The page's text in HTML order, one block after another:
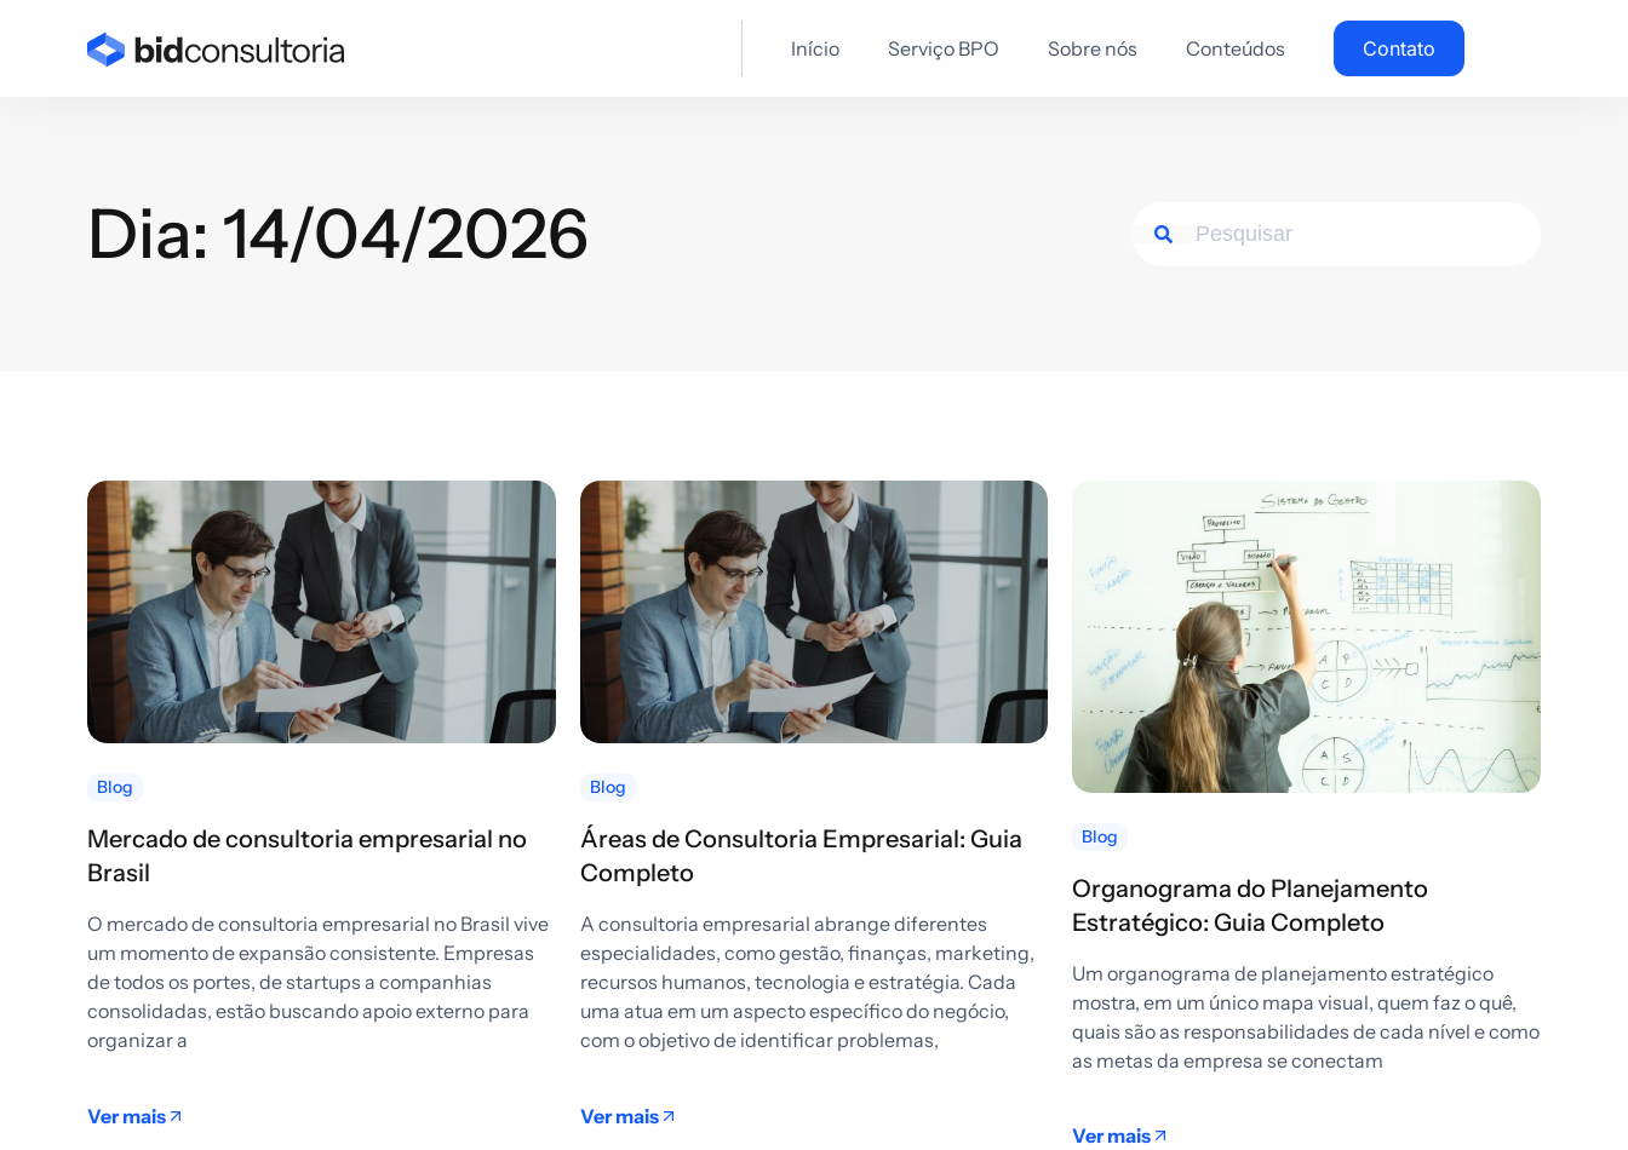
Início Serviço BPO Sobre nós Conteúdos Contato
Dia: 14/04/2026
Blog
Mercado de consultoria empresarial no
Brasil
O mercado de consultoria empresarial no Brasil vive
um momento de expansão consistente. Empresas
de todos os portes, de startups a companhias
consolidadas, estão buscando apoio externo para
organizar a
Ver mais
Blog
Áreas de Consultoria Empresarial: Guia
Completo
A consultoria empresarial abrange diferentes
especialidades, como gestão, finanças, marketing,
recursos humanos, tecnologia e estratégia. Cada
uma atua em um aspecto específico do negócio,
com o objetivo de identificar problemas,
Ver mais
Blog
Organograma do Planejamento
Estratégico: Guia Completo
Um organograma de planejamento estratégico
mostra, em um único mapa visual, quem faz o quê,
quais são as responsabilidades de cada nível e como
as metas da empresa se conectam
Ver mais